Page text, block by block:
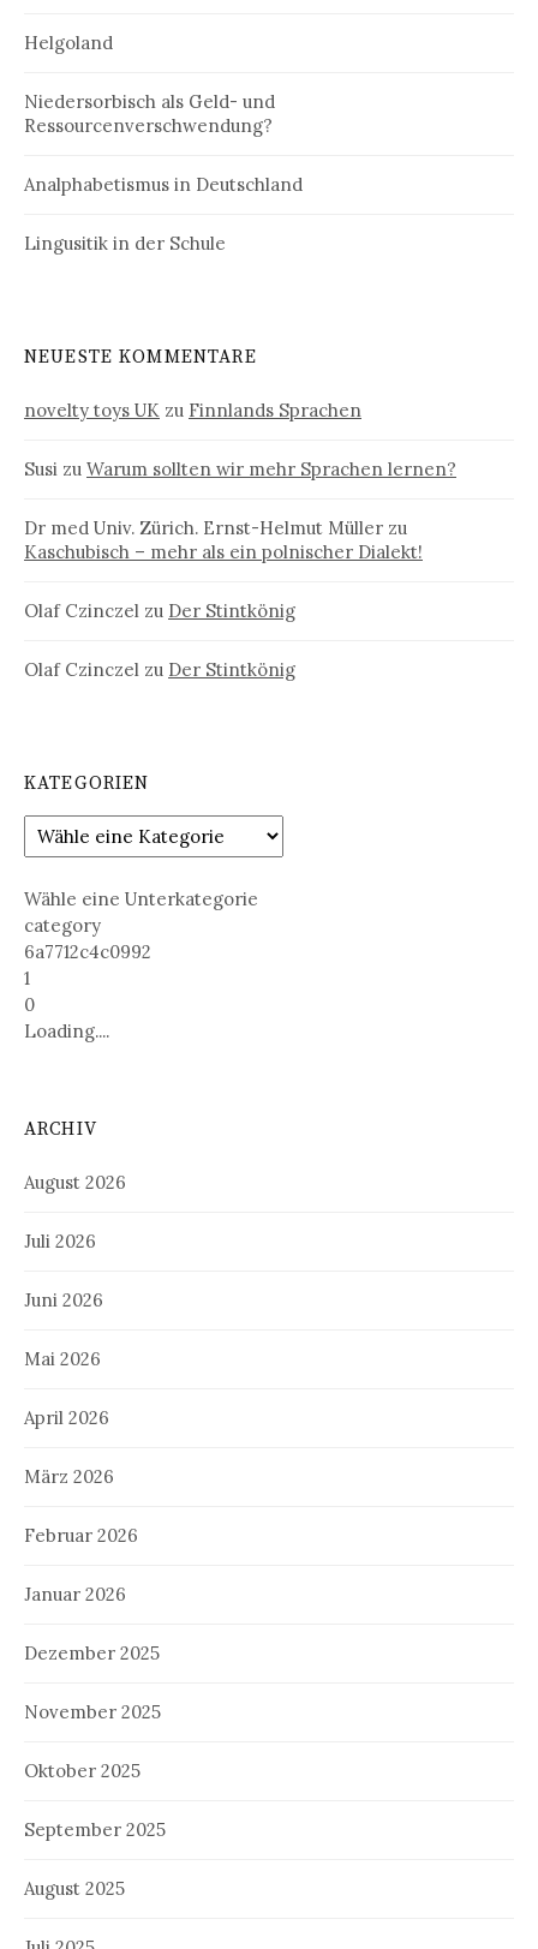
Helgoland
Niedersorbisch als Geld- und
Ressourcenverschwendung?
Analphabetismus in Deutschland
Lingusitik in der Schule
NEUESTE KOMMENTARE
novelty toys UK zu Finnlands Sprachen
Susi zu Warum sollten wir mehr Sprachen lernen?
Dr med Univ. Zürich. Ernst-Helmut Müller zu
Kaschubisch – mehr als ein polnischer Dialekt!
Olaf Czinczel zu Der Stintkönig
Olaf Czinczel zu Der Stintkönig
KATEGORIEN
Wähle eine Unterkategorie
category
6a7712c4c0992
1
0
Loading....
ARCHIV
August 2026
Juli 2026
Juni 2026
Mai 2026
April 2026
März 2026
Februar 2026
Januar 2026
Dezember 2025
November 2025
Oktober 2025
September 2025
August 2025